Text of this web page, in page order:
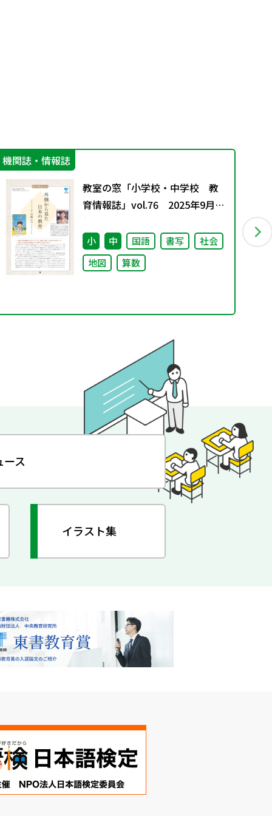
機関誌・情報誌
教室の窓「小学校・中学校 教
育情報誌」vol.76 2025年9月発
行
小 中 国語 書写
社会
地図
算数
ース
イラスト集